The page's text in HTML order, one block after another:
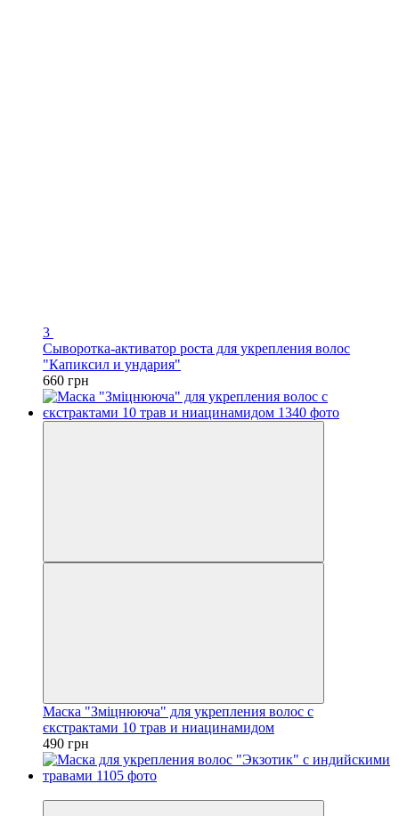
3
Сыворотка-активатор роста для укрепления волос
"Капиксил и ундария"
660 грн
Маска "Зміцнююча" для укрепления волос с
єкстрактами 10 трав и ниацинамидом
490 грн